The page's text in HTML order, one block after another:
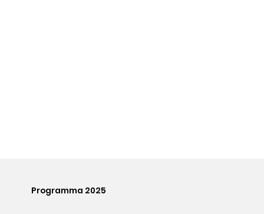
Programma 2025